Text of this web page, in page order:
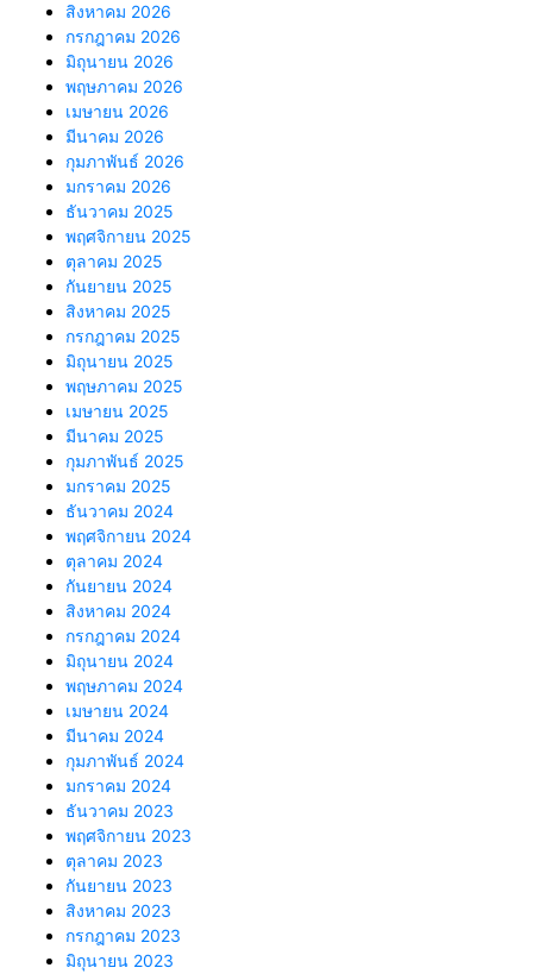
สิงหาคม 2026
กรกฎาคม 2026
มิถุนายน 2026
พฤษภาคม 2026
เมษายน 2026
มีนาคม 2026
กุมภาพันธ์ 2026
มกราคม 2026
ธันวาคม 2025
พฤศจิกายน 2025
ตุลาคม 2025
กันยายน 2025
สิงหาคม 2025
กรกฎาคม 2025
มิถุนายน 2025
พฤษภาคม 2025
เมษายน 2025
มีนาคม 2025
กุมภาพันธ์ 2025
มกราคม 2025
ธันวาคม 2024
พฤศจิกายน 2024
ตุลาคม 2024
กันยายน 2024
สิงหาคม 2024
กรกฎาคม 2024
มิถุนายน 2024
พฤษภาคม 2024
เมษายน 2024
มีนาคม 2024
กุมภาพันธ์ 2024
มกราคม 2024
ธันวาคม 2023
พฤศจิกายน 2023
ตุลาคม 2023
กันยายน 2023
สิงหาคม 2023
กรกฎาคม 2023
มิถุนายน 2023